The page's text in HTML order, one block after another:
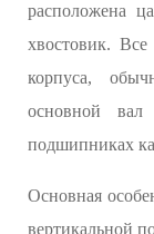
расположена
хвостовик.
корпуса,
основной
подшипниках
Основная
вертикальной